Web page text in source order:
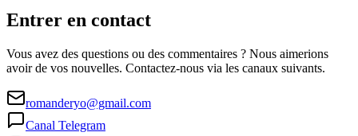
Entrer en contact
Vous avez des questions ou des commentaires ? Nous aimerions
avoir de vos nouvelles. Contactez-nous via les canaux suivants.
romanderyo@gmail.com
Canal Telegram